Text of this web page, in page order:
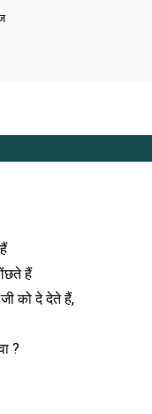
हैं
को दे देते हैं,
?